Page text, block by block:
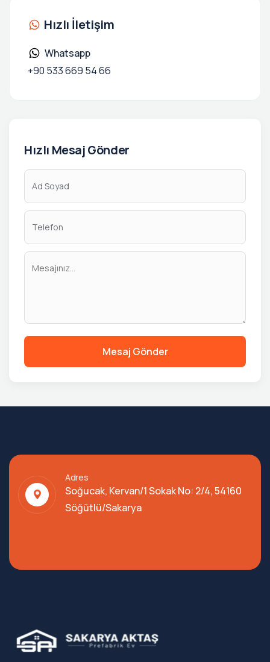
Hızlı İletişim
Whatsapp
+90 533 669 54 66
Hızlı Mesaj Gönder
Mesaj Gönder
Adres
Soğucak, Kervan/1 Sokak No: 2/4, 54160
Söğütlü/Sakarya